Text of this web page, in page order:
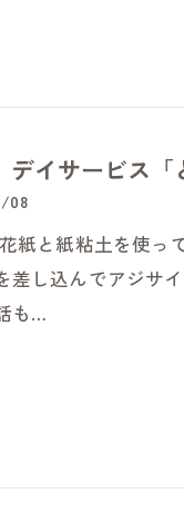
イサービス「
08
紙と紙粘土を使っ
差し込んでアジサ
も…